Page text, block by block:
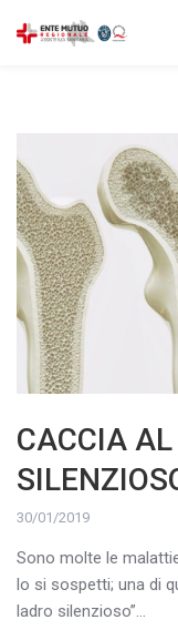
CACCIA AL
30/01/2019
Sono molte le
lo si sospetti; una di
ladro silenzioso”...